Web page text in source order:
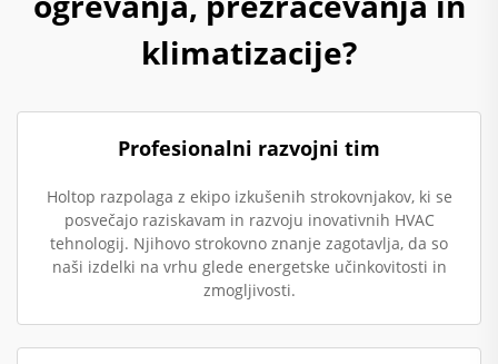
klimatizacije?
Profesionalni razvojni tim
Holtop razpolaga z ekipo izkušenih strokovnjakov, ki se
posvečajo raziskavam in razvoju inovativnih HVAC
tehnologij. Njihovo strokovno znanje zagotavlja, da so
naši izdelki na vrhu glede energetske učinkovitosti in
zmogljivosti.